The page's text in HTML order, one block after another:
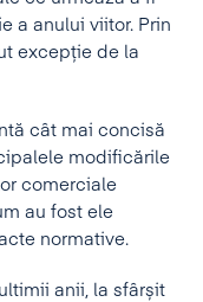
a anului viitor. Prin
excepție de la
cât mai concisă
modificările
comerciale
au fost ele
normative.
anii, la sfârșit